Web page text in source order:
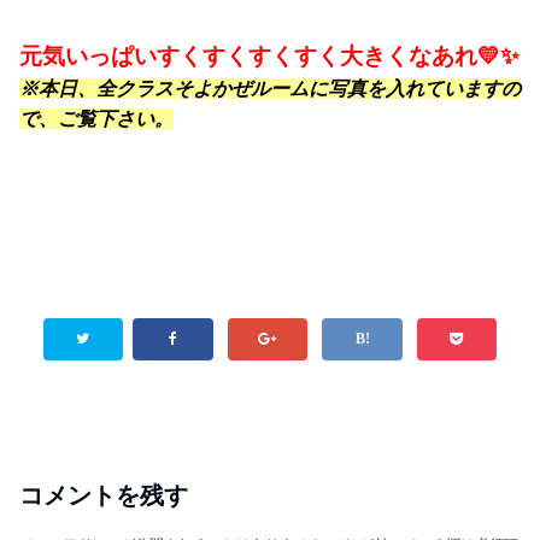
元気いっぱいすくすくすくすく大きくなあれ💛✨
※本日、全クラスそよかぜルームに写真を入れていますの
で、ご覧下さい。
コメントを残す